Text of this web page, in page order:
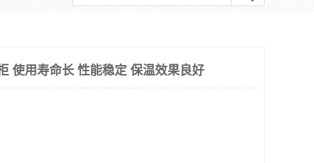
使用寿命长 性能稳定 保温效果良好